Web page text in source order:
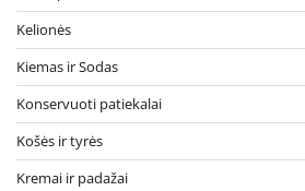
Kelionės
Kiemas ir Sodas
Konservuoti patiekalai
Košės ir tyrės
Kremai ir padažai